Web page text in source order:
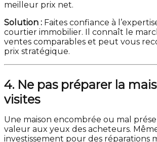
meilleur prix net.
Solution : Faites confiance à
courtier immobilier. Il connaît le
ventes comparables et peut vous
prix stratégique.
4. Ne pas préparer la
visites
Une maison encombrée ou mal
valeur aux yeux des acheteurs.
investissement pour des réparations